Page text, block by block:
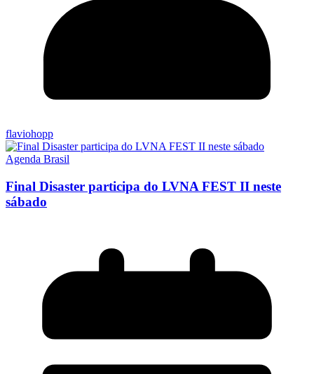
flaviohopp
Agenda Brasil
Final Disaster participa do LVNA FEST II neste
sábado